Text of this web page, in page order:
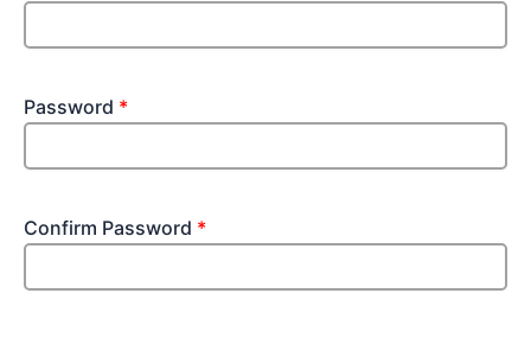
Password *
Confirm Password *